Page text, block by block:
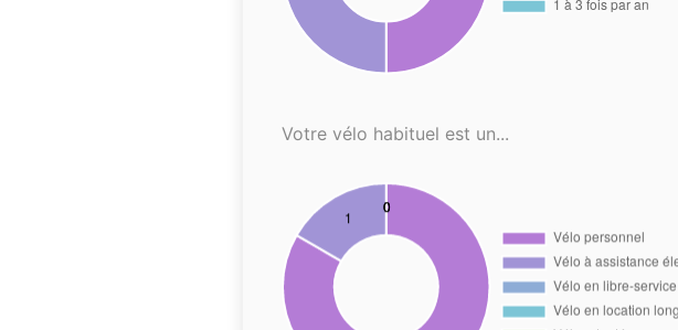
Votre vélo habituel est un...